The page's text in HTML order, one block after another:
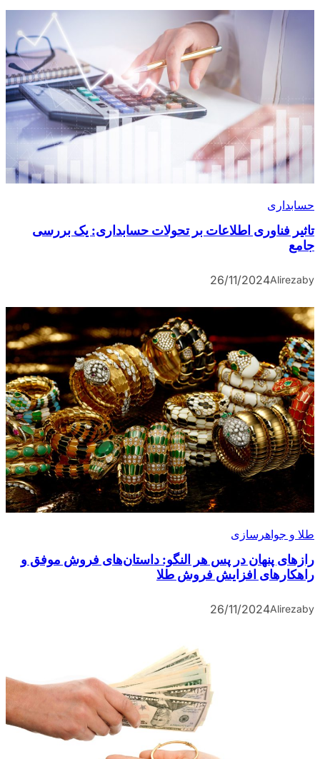
حسابداری
تاثیر فناوری اطلاعات بر تحولات حسابداری: یک بررسی
جامع
by
Alireza
26/11/2024
طلا و جواهرسازی
رازهای پنهان در پس هر النگو: داستان‌های فروش موفق و
راهکارهای افزایش فروش طلا
by
Alireza
26/11/2024